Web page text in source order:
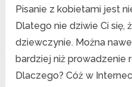
Pisanie z kobietami jest
Dlatego nie dziwie Ci się,
dziewczynie. Można
bardziej niż prowadzenie
Dlaczego? Cóż w